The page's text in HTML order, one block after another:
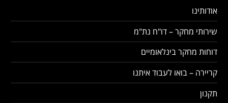
אודותינו
שירותי מחקר – דו"ח נת"מ
דוחות מחקר בינלאומיים
קריירה – בואו לעבוד איתנו
תקנון